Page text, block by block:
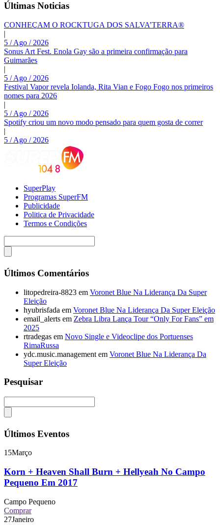
Últimas Noticias
CONHEÇAM O ROCKTUGA DOS SALVA’TERRA®
|
5 / Ago / 2026
Sonus Art Fest. Enola Gay são a primeira confirmação para
Guimarães
|
5 / Ago / 2026
Festival Vapor revela Iolanda, Rita Vian e Fogo Fogo nos primeiros
nomes para 2026
|
5 / Ago / 2026
Spotify criou um novo modo pensado para quem gosta de correr
|
5 / Ago / 2026
SuperPlay
Programas SuperFM
Publicidade
Politica de Privacidade
Termos e Condições
Últimos Comentários
litopedreira-8823 em Voronet Blue Na Liderança Da Super
Eleição
hyubrisfada em Voronet Blue Na Liderança Da Super Eleição
email_alerts em Zebra Libra Lança Tour “Only For Fans” em
2025
rtradegas em Novo Single e Videoclipe dos Portuenses
RimaRussa
ydc.music.management em Voronet Blue Na Liderança Da
Super Eleição
Pesquisar
Últimos Eventos
15Março
Korn + Heaven Shall Burn + Hellyeah No Campo
Pequeno Em 2017
Campo Pequeno
Comprar
27Janeiro